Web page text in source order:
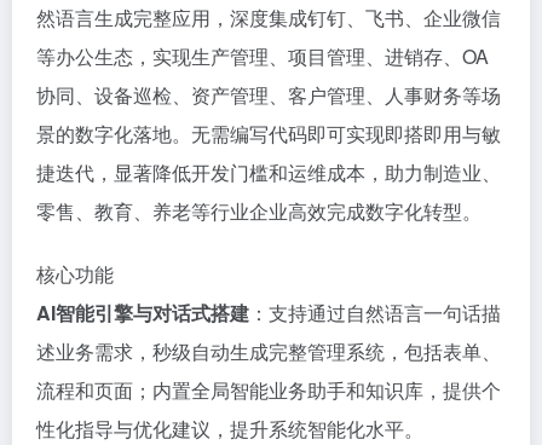
然语言生成完整应用，深度集成钉钉、飞书、企业微信
等办公生态，实现生产管理、项目管理、进销存、OA
协同、设备巡检、资产管理、客户管理、人事财务等场
景的数字化落地。无需编写代码即可实现即搭即用与敏
捷迭代，显著降低开发门槛和运维成本，助力制造业、
零售、教育、养老等行业企业高效完成数字化转型。
核心功能
AI智能引擎与对话式搭建 ：支持通过自然语言一句话描
述业务需求，秒级自动生成完整管理系统，包括表单、
流程和页面；内置全局智能业务助手和知识库，提供个
性化指导与优化建议，提升系统智能化水平。